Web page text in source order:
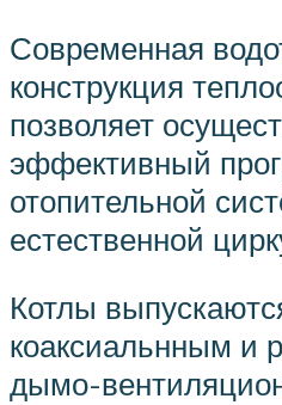
Современная
конструкция
позволя­ет
эффективный
отопитель­ной
естественной
Котлы
коаксиальнным и
дымо-